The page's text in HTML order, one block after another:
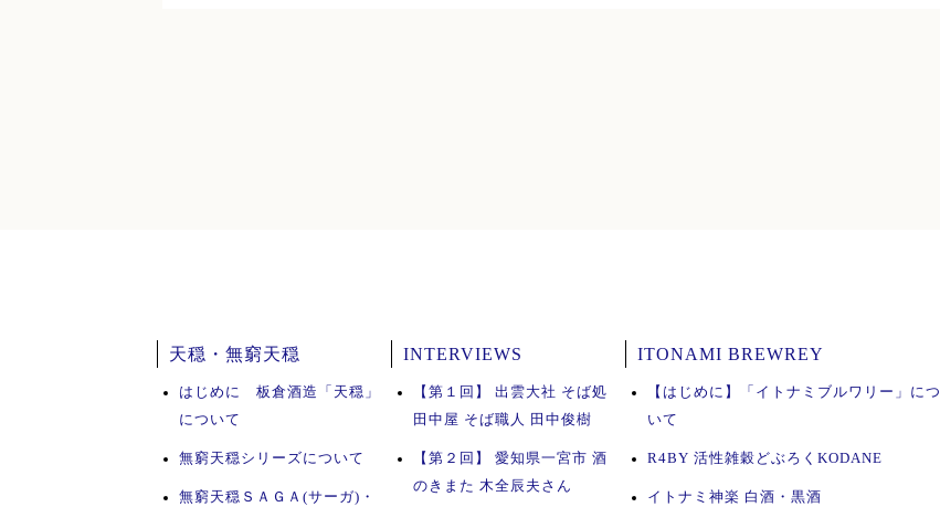
天穏・無窮天穏
はじめに 板倉酒造「天穏」
について
無窮天穏シリーズについて
無窮天穏ＳＡＧＡ(サーガ)・
INTERVIEWS
【第１回】 出雲大社 そば処
田中屋 そば職人 田中俊樹
【第２回】 愛知県一宮市 酒
のきまた 木全辰夫さん
ITONAMI BREWREY
【はじめに】「イトナミブルワリー」につ
いて
R4BY 活性雑穀どぶろくKODANE
イトナミ神楽 白酒・黒酒